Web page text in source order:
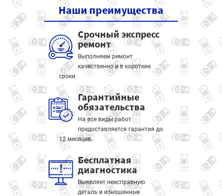
Нашипреимущества
Срочный экспресс
ремонт
Выполняем ремонт
качественно и в короткие
сроки.
Гарантийные
обязательства
На все виды работ
предоставляется гарантия до
12 месяцев.
Бесплатная
диагностика
Выявляет неисправную
деталь и изношенные